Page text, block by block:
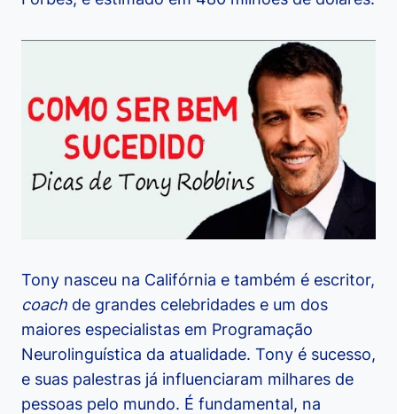
Tony nasceu na Califórnia e também é escritor,
coach de grandes celebridades e um dos
maiores especialistas em Programação
Neurolinguística da atualidade. Tony é sucesso,
e suas palestras já influenciaram milhares de
pessoas pelo mundo. É fundamental, na